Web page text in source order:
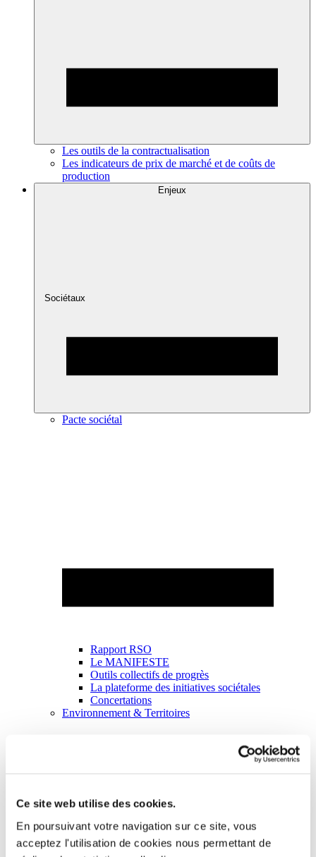
Ce site web utilise des cookies.
En poursuivant votre navigation sur ce site, vous
acceptez l'utilisation de cookies nous permettant de
Les outils de la contractualisation
Les indicateurs de prix de marché et de coûts de
production
Enjeux
Sociétaux
Pacte sociétal
Rapport RSO
Le MANIFESTE
Outils collectifs de progrès
La plateforme des initiatives sociétales
Concertations
Environnement & Territoires